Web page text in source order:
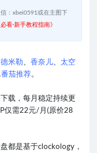
：xbei0591或在主图下
必看·新手教程指南》
米勒 香奈儿
太空
番茄推荐。
载，每月稳定持续更
仅需22元/月(原价28
都是基于clockology，